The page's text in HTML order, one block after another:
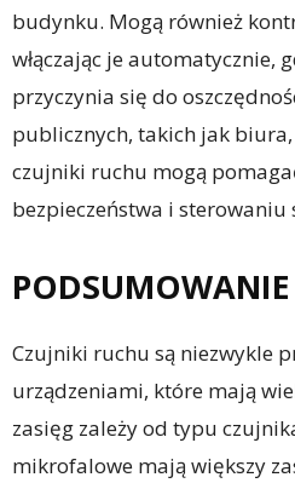
budynku. Mogą również
włączając je automatycznie,
przyczynia się do
publicznych, takich jak
czujniki ruchu mogą
bezpieczeństwa i
PODSUMOWANIE
Czujniki ruchu są niezwykle
urządzeniami, które mają
zasięg zależy od typu
mikrofalowe mają większy